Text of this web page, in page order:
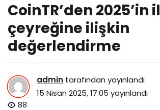
CoinTR’den 2025’in
çeyreğine ilişkin
değerlendirme
admin tarafından yayınlandı
15 Nisan 2025, 17:05 yayınlandı
88